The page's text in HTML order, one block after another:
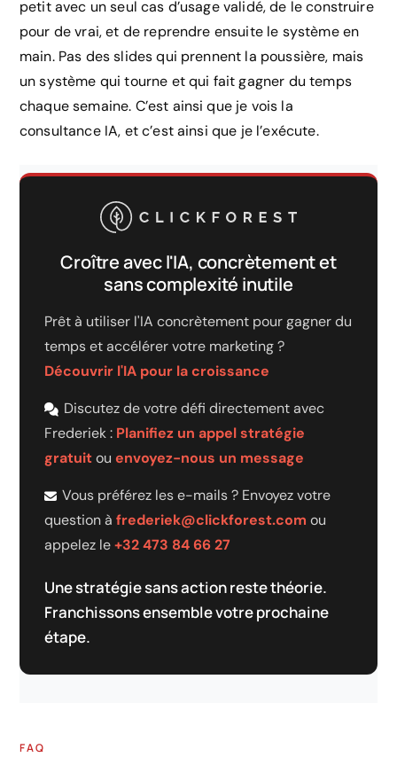
petit avec un seul cas d’usage validé, de le construire
pour de vrai, et de reprendre ensuite le système en
main. Pas des slides qui prennent la poussière, mais
un système qui tourne et qui fait gagner du temps
chaque semaine. C’est ainsi que je vois la
consultance IA, et c’est ainsi que je l’exécute.
Croître avec l'IA, concrètement et
sans complexité inutile
Prêt à utiliser l'IA concrètement pour gagner du
temps et accélérer votre marketing ?
Découvrir l'IA pour la croissance
Discutez de votre défi directement avec
Frederiek : Planifiez un appel stratégie
gratuitou envoyez-nous un message
Vous préférez les e-mails ? Envoyez votre
question à frederiek@clickforest.com ou
appelez le+32 473 84 66 27
Une stratégie sans action reste théorie.
Franchissons ensemble votre prochaine
étape.
FAQ